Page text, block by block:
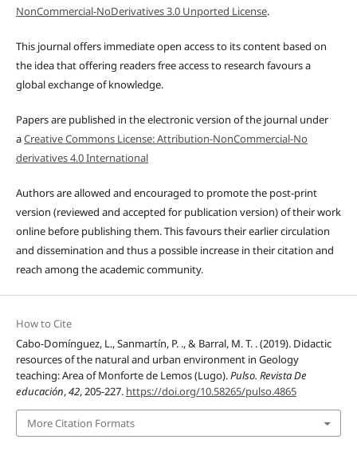
NonCommercial-NoDerivatives 3.0 Unported License.
This journal offers immediate open access to its content based on
the idea that offering readers free access to research favours a
global exchange of knowledge.
Papers are published in the electronic version of the journal under
aCreative Commons License: Attribution-NonCommercial-No
derivatives 4.0 International
Authors are allowed and encouraged to promote the post-print
version (reviewed and accepted for publication version) of their work
online before publishing them. This favours their earlier circulation
and dissemination and thus a possible increase in their citation and
reach among the academic community.
How to Cite
Cabo-Domínguez, L., Sanmartín, P. ., & Barral, M. T. . (2019). Didactic
resources of the natural and urban environment in Geology
teaching: Area of Monforte de Lemos (Lugo).Pulso. Revista De
educación,42, 205-227. https://doi.org/10.58265/pulso.4865
More Citation Formats